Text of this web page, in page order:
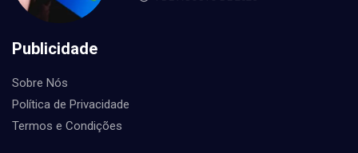
Publicidade
Sobre Nós
Política de Privacidade
Termos e Condições